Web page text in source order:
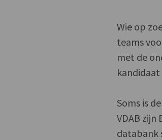
Wie op
teams
met de
Soms is
VDAB
databank